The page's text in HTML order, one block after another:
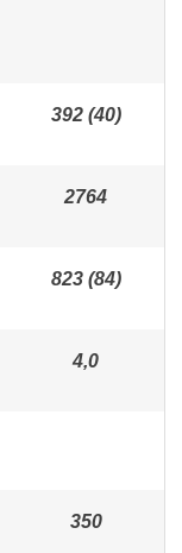
392 (40)
2764
823 (84)
4,0
350